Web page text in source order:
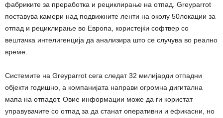
фабриките за преработка и рециклирање на отпад. Greyparrot
поставува камери над подвижните ленти на околу 50локации за
отпад и рециклирање во Европа, користејќи софтвер со
вештачка интелигенција да анализира што се случува во реално
време.
Системите на Greyparrot сега следат 32 милијарди отпадни
објекти годишно, а компанијата направи огромна дигитална
мапа на отпадот. Овие информации може да ги користат
управувачите со отпад за да станат оперативни и ефикасни, но